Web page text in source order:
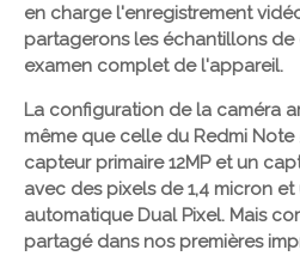
en charge l'enregistrement
partagerons les échantillons de
examen complet de l'appareil.
La configuration de la caméra
même que celle du Redmi Note
capteur primaire 12MP et un
avec des pixels de 1,4 micron
automatique Dual Pixel. Mais
partagé dans nos premières